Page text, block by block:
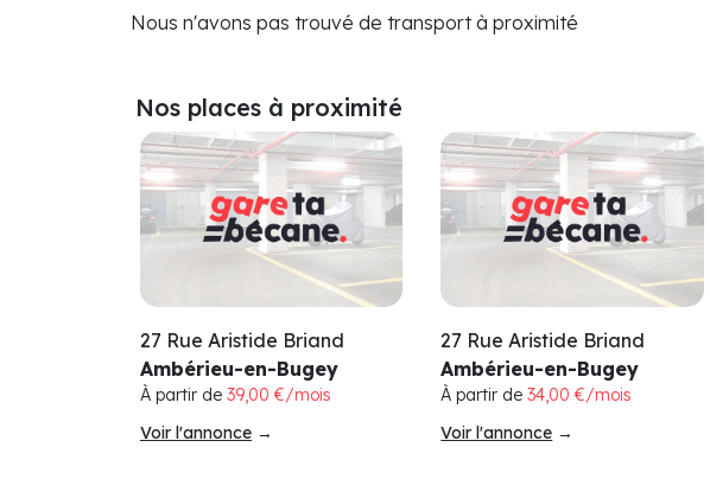
Nous n'avons pas trouvé de transport à proximité
Nos places à proximité
27 Rue Aristide Briand
Ambérieu-en-Bugey
À partir de 39,00 €/mois
Voir l'annonce →
27 Rue Aristide Briand
Ambérieu-en-Bugey
À partir de34,00 €/mois
Voir l'annonce →